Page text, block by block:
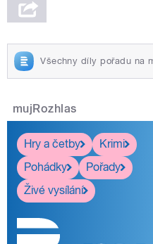
Všechny díly pořadu na
mujRozhlas
Hry a četby
Krimi
Pohádky
Pořady
Živé vysílání